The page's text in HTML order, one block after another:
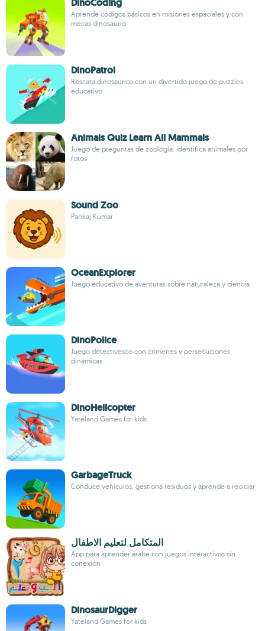
DinoCoding
Aprende códigos básicos en misiones espaciales y con
mecas dinosaurio
DinoPatrol
Rescata dinosaurios con un divertido juego de puzzles
educativo
Animals Quiz Learn All Mammals
Juego de preguntas de zoología: identifica animales por
fotos
Sound Zoo
Pankaj Kumar
OceanExplorer
Juego educativo de aventuras sobre naturaleza y ciencia
DinoPolice
Juego detectivesco con crímenes y persecuciones
dinámicas
DinoHelicopter
Yateland Games for kids
GarbageTruck
Conduce vehículos, gestiona residuos y aprende a reciclar
المتكامل لتعليم الاطفال
App para aprender árabe con juegos interactivos sin
conexión
DinosaurDigger
Yateland Games for kids